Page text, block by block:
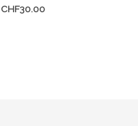
CHF30.00